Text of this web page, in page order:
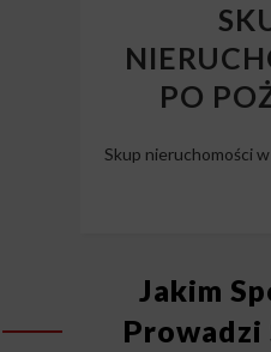
PO
Skup nieruchomości w
Jakim
Prowadzi